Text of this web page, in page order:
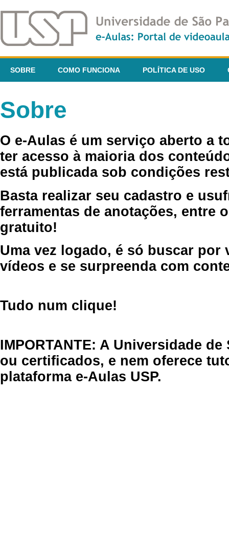
SOBRE COMO FUNCIONA POLÍTICA DE USO
Sobre
O e-Aulas é um serviço aberto a
ter acesso à maioria dos
está publicada sob condições
Basta realizar seu cadastro e
ferramentas de anotações, entre
gratuito!
Uma vez logado, é só buscar por
vídeos e se surpreenda com
Tudo num clique!
IMPORTANTE: A Universidade
ou certificados, e nem oferece
plataforma e-Aulas USP.